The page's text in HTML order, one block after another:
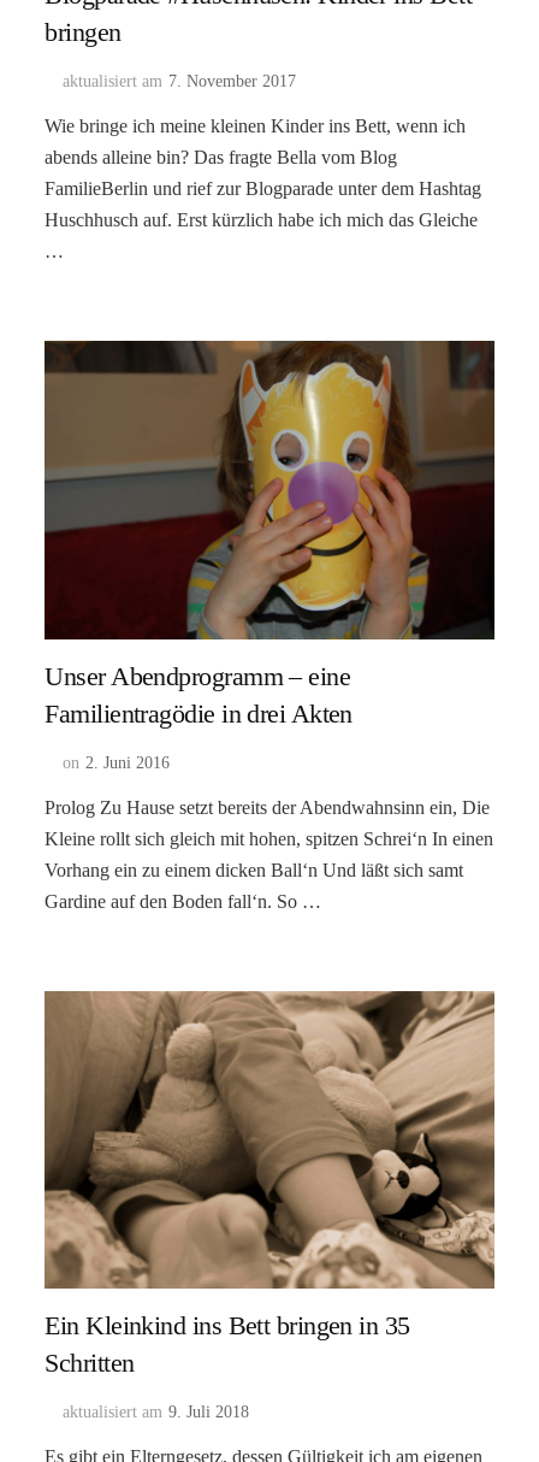
bringen
aktualisiert am 7. November 2017
Wie bringe ich meine kleinen Kinder ins Bett, wenn ich
abends alleine bin? Das fragte Bella vom Blog
FamilieBerlin und rief zur Blogparade unter dem Hashtag
Huschhusch auf. Erst kürzlich habe ich mich das Gleiche
…
Unser Abendprogramm – eine
Familientragödie in drei Akten
on 2. Juni 2016
Prolog Zu Hause setzt bereits der Abendwahnsinn ein, Die
Kleine rollt sich gleich mit hohen, spitzen Schrei‘n In einen
Vorhang ein zu einem dicken Ball‘n Und läßt sich samt
Gardine auf den Boden fall‘n. So …
Ein Kleinkind ins Bett bringen in 35
Schritten
aktualisiert am 9. Juli 2018
Es gibt ein Elterngesetz, dessen Gültigkeit ich am eigenen